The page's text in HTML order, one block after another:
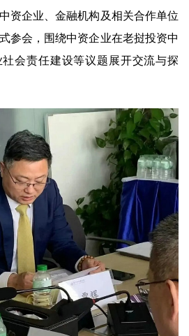
资企业、金融机构及相关合作单位
参会，围绕中资企业在老挝投资中
会责任建设等议题展开交流与探